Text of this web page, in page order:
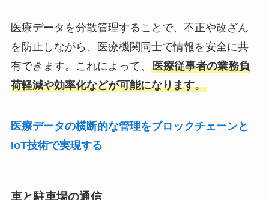
医療データを分散管理することで、不正や改ざん
を防止しながら、医療機関同士で情報を安全に共
有できます。これによって、 医療従事者の業務負
荷軽減や効率化などが可能になります。
医療データの横断的な管理をブロックチェーンと
IoT技術で実現する
車と駐車場の通信